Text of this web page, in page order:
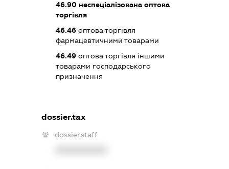
46.90неспеціалізована оптова
торгівля
46.46оптова торгівля
фармацевтичними товарами
46.49оптова торгівля іншими
товарами господарського
призначення
dossier.tax
dossier.staff